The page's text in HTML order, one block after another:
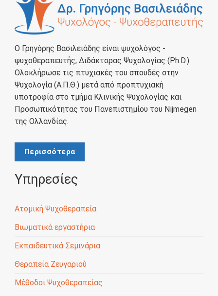
Ο Γρηγόρης Βασιλειάδης είναι ψυχολόγος -
ψυχοθεραπευτής, Διδάκτορας Ψυχολογίας (Ph.D.).
Ολοκλήρωσε τις πτυχιακές του σπουδές στην
Ψυχολογία (Α.Π.Θ.) μετά από προπτυχιακή
υποτροφία στο τμήμα Κλινικής Ψυχολογίας και
Προσωπικότητας του Πανεπιστημίου του Nijmegen
της Ολλανδίας.
Περισσότερα
Υπηρεσίες
Ατομική Ψυχοθεραπεία
Βιωματικά εργαστήρια
Εκπαιδευτικά Σεμινάρια
Θεραπεία Ζευγαριού
Μέθοδοι Ψυχοθεραπείας